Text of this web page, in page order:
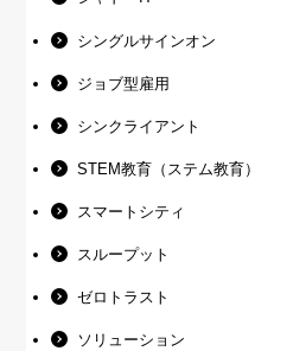
シングルサインオン
ジョブ型雇用
シンクライアント
STEM教育（ステム教育）
スマートシティ
スループット
ゼロトラスト
ソリューション